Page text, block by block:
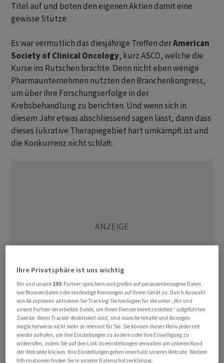
Titel auf und boten den eigenen Aktien damit eine
gewisse Stütze.
Es war vermutlich das diesjährige Treffen derAmerican
Society of Clinical Oncology, kurz ASCO, welche die
Kurse ins Rutschen brachte. Denn nicht eben wenige
Pharmaunternehmen nutzten den Branchenkongress,
um über ihre Forschungserfolge in der
Krebsbehandlung zu berichten. Und wenn sich in
diesem Jahr etwas abschliessend sagen lässt, dann dass
dieses lukrative Therapiegebiet hart umkämpft ist und
die Konkurrenz nicht schläft.
Ausserdem ist aus hiesigen Börsenkreisen zu
vernehmen, dass die beiden SchwergewichteRoche
undNovartiserstmals wieder als Geldquelle für den
Zukauf von Technologiewerten herhalten müssen. Es
Ihre Privatsphäre ist uns wichtig
Wir und unsere 293-Partner speichern und greifen auf personenbezogene Daten
wie Browserdaten oder eindeutige Kennungen auf Ihrem Gerät zu. Durch Auswahl
von Akzeptieren aktivieren Sie Tracking-Technologien für die unter „Wir und
unsere Partner verarbeiten Daten, um Ihnen Dienste bereitzustellen“ aufgeführten
Zwecke. Wenn Tracker deaktiviert sind, sind manche Inhalte und Anzeigen
möglicherweise nicht mehr so relevant für Sie. Sie können dieses Menü jederzeit
wieder aufrufen, um Ihre Einstellungen zu ändern oder Ihre Einwilligung zu
widerrufen, indem Sie auf den Link Voreinstellungen verwalten am unteren Rand
der Webseite klicken. Ihre Einstellungen gelten innerhalb unseres Website. Weitere
Informationen finden Sie in unserer Datenschutzerklärung.